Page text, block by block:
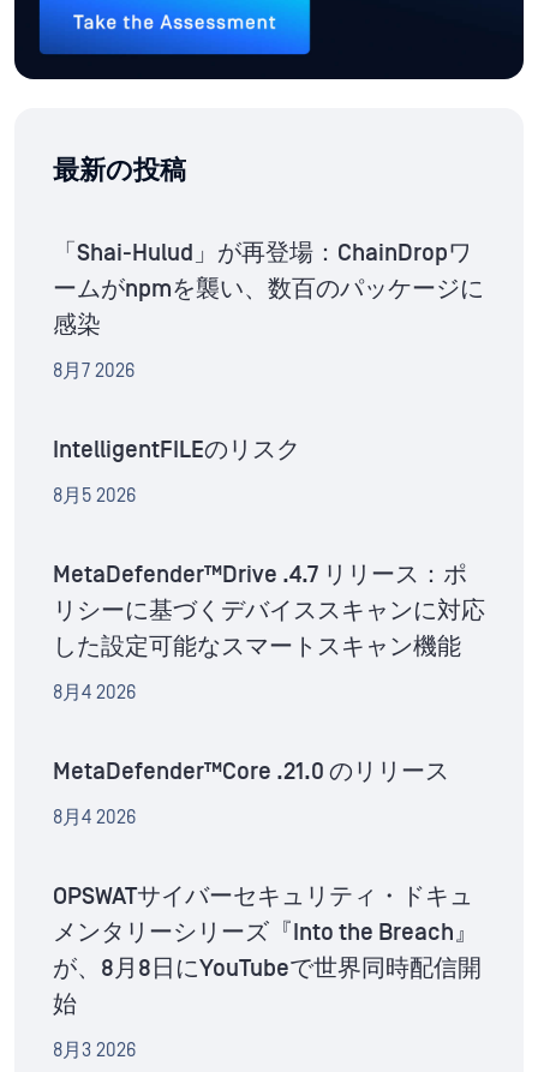
最新の投稿
「Shai-Hulud」が再登場：ChainDropワ
ームがnpmを襲い、数百のパッケージに
感染
8月7 2026
IntelligentFILEのリスク
8月5 2026
MetaDefender™Drive .4.7 リリース：ポ
リシーに基づくデバイススキャンに対応
した設定可能なスマートスキャン機能
8月4 2026
MetaDefender™Core .21.0 のリリース
8月4 2026
OPSWATサイバーセキュリティ・ドキュ
メンタリーシリーズ『Into the Breach』
が、8月8日にYouTubeで世界同時配信開
始
8月3 2026